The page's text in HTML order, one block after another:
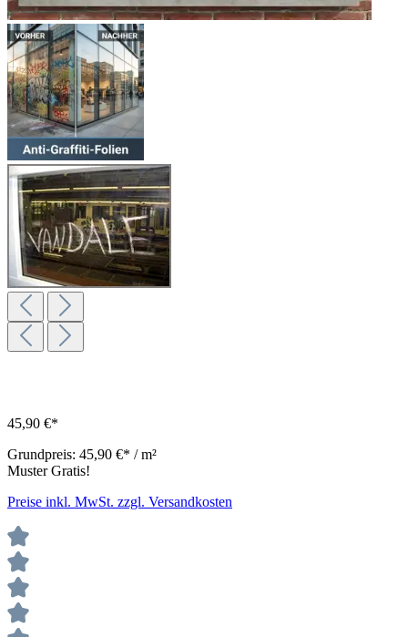
45,90 €*
Grundpreis: 45,90 €* / m²
Muster Gratis!
Preise inkl. MwSt. zzgl. Versandkosten